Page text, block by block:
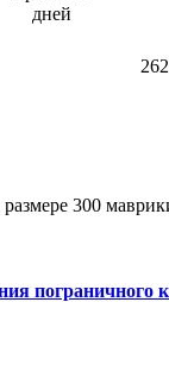
дней
300
пограничного